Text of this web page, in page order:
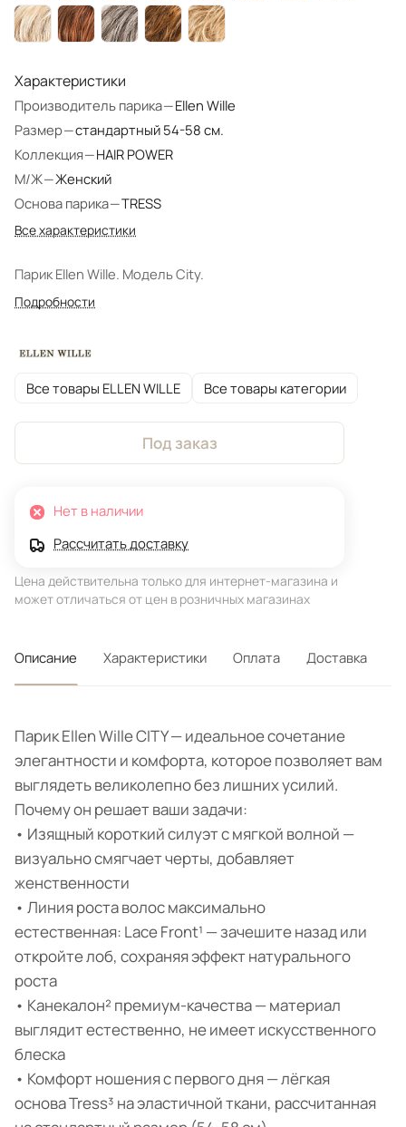
Характеристики
Производитель парика—Ellen Wille
Размер—стандартный 54-58 см.
Коллекция—HAIR POWER
М/Ж—Женский
Основа парика—TRESS
Все характеристики
Парик Ellen Wille. Модель City.
Подробности
Все товары ELLEN WILLE Все товары категории
Под заказ
Нет в наличии
Рассчитать доставку
Цена действительна только для интернет-магазина и
может отличаться от цен в розничных магазинах
Описание Характеристики Оплата Доставка
Парик Ellen Wille CITY — идеальное сочетание
элегантности и комфорта, которое позволяет вам
выглядеть великолепно без лишних усилий.
Почему он решает ваши задачи:
• Изящный короткий силуэт с мягкой волной —
визуально смягчает черты, добавляет
женственности
• Линия роста волос максимально
естественная: Lace Front¹ — зачешите назад или
откройте лоб, сохраняя эффект натурального
роста
• Канекалон² премиум-качества — материал
выглядит естественно, не имеет искусственного
блеска
• Комфорт ношения с первого дня — лёгкая
основа Tress³ на эластичной ткани, рассчитанная